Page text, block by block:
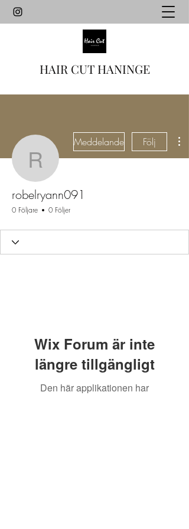
HAIR CUT HANINGE
robelryann091
Meddelande Följ
robelryann091
0 Följare 0 Följer
Wix Forum är inte
längre tillgängligt
Den här applikationen har